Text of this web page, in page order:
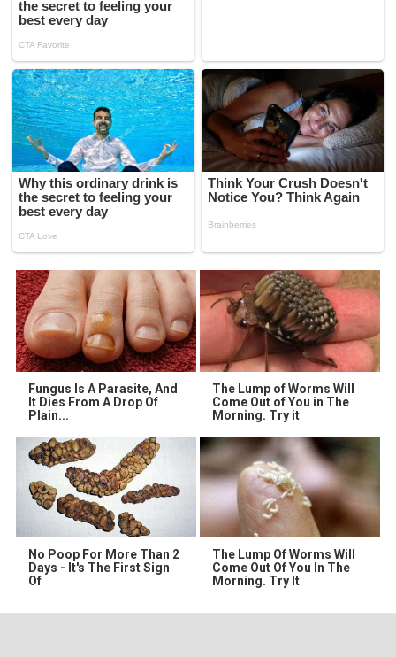
Fungus Is A Parasite, And
It Dies From A Drop Of
Plain...
The Lump of Worms Will
Come Out of You in The
Morning. Try it
No Poop For More Than 2
Days - It's The First Sign
Of
The Lump Of Worms Will
Come Out Of You In The
Morning. Try It